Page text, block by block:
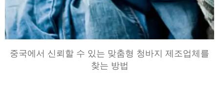
중국에서 신뢰할 수 있는 맞춤형 청바지 제조업체를
찾는 방법